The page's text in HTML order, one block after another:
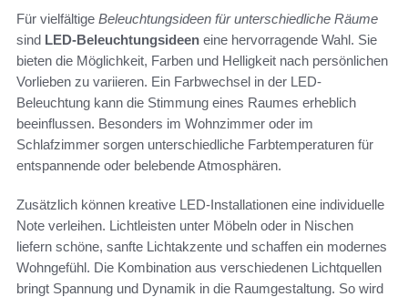
Für vielfältige Beleuchtungsideen für unterschiedliche Räume
sind LED-Beleuchtungsideen eine hervorragende Wahl. Sie
bieten die Möglichkeit, Farben und Helligkeit nach persönlichen
Vorlieben zu variieren. Ein Farbwechsel in der LED-
Beleuchtung kann die Stimmung eines Raumes erheblich
beeinflussen. Besonders im Wohnzimmer oder im
Schlafzimmer sorgen unterschiedliche Farbtemperaturen für
entspannende oder belebende Atmosphären.
Zusätzlich können kreative LED-Installationen eine individuelle
Note verleihen. Lichtleisten unter Möbeln oder in Nischen
liefern schöne, sanfte Lichtakzente und schaffen ein modernes
Wohngefühl. Die Kombination aus verschiedenen Lichtquellen
bringt Spannung und Dynamik in die Raumgestaltung. So wird